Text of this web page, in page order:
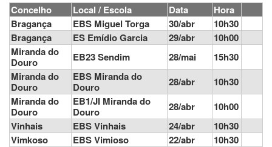
Concelho Local / Escola Data
Hora
Bragança
EBS Miguel Torga 30/abr
10h30
Bragança
ES Emídio Garcia 29/abr
10h00
Miranda do
Douro
EB23 Sendim 28/mai
15h30
Miranda do
Douro
EBS Miranda do
Douro
28/abr
10h30
Miranda do
Douro
EB1/JI Miranda do
Douro
28/abr
10h00
Vinhais
EBS Vinhais 24/abr
10h30
Vimkoso
EBS Vimioso 22/abr 10h30